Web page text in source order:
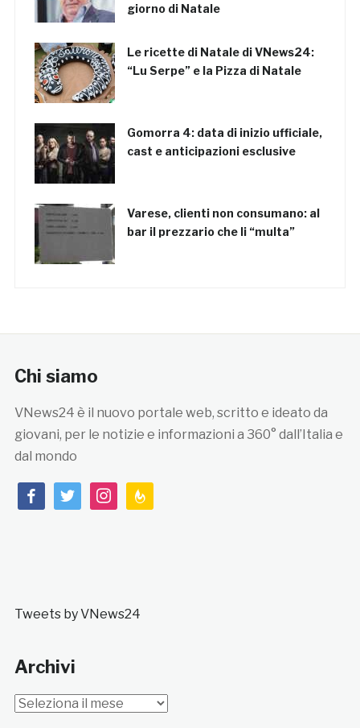
giorno di Natale
Le ricette di Natale di VNews24:
“Lu Serpe” e la Pizza di Natale
Gomorra 4: data di inizio ufficiale,
cast e anticipazioni esclusive
Varese, clienti non consumano: al
bar il prezzario che li “multa”
Chi siamo
VNews24 è il nuovo portale web, scritto e ideato da
giovani, per le notizie e informazioni a 360° dall’Italia e
dal mondo
facebooktwitterinstagramfeedburner
Tweets by VNews24
Archivi
Archivi